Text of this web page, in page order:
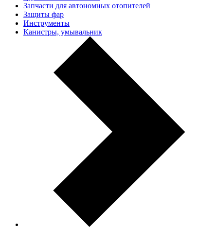
Запчасти для автономных отопителей
Защиты фар
Инструменты
Канистры, умывальник